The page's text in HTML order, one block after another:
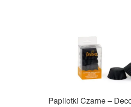
Papilotki Czarne –